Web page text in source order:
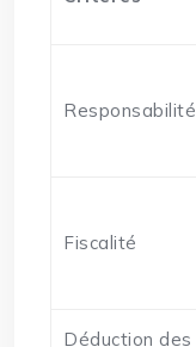
Responsabilité
Fiscalité
Déduction des